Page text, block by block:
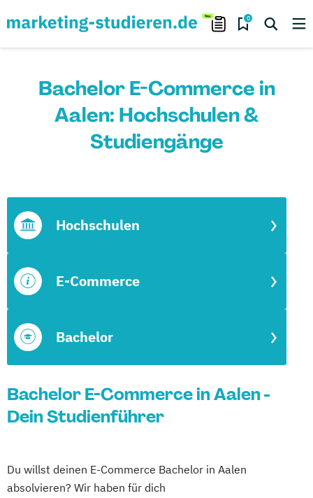
0
Bachelor E-Commerce in
Aalen: Hochschulen &
Studiengänge
Bachelor
E-Commerce
Hochschulen
Bachelor E-Commerce in Aalen -
Dein Studienführer
Du willst deinen E-Commerce Bachelor in Aalen
absolvieren? Wir haben für dich